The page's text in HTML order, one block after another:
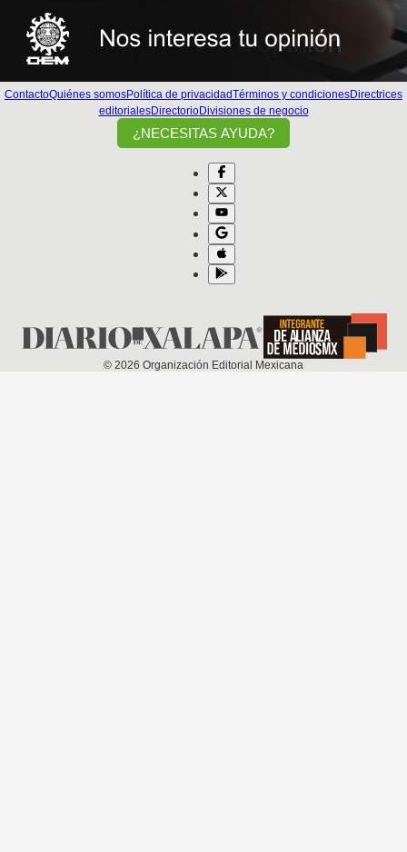
ContactoQuiénes somosPolítica de privacidadTérminos y condicionesDirectrices
editorialesDirectorioDivisiones de negocio
¿NECESITAS AYUDA?
© 2026 Organización Editorial Mexicana